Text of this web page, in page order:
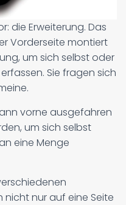
die Erweiterung. Das
Vorderseite montiert
um sich selbst oder
Sie fragen sich
vorne ausgefahren
um sich selbst
eine Menge
nicht nur auf eine Seite